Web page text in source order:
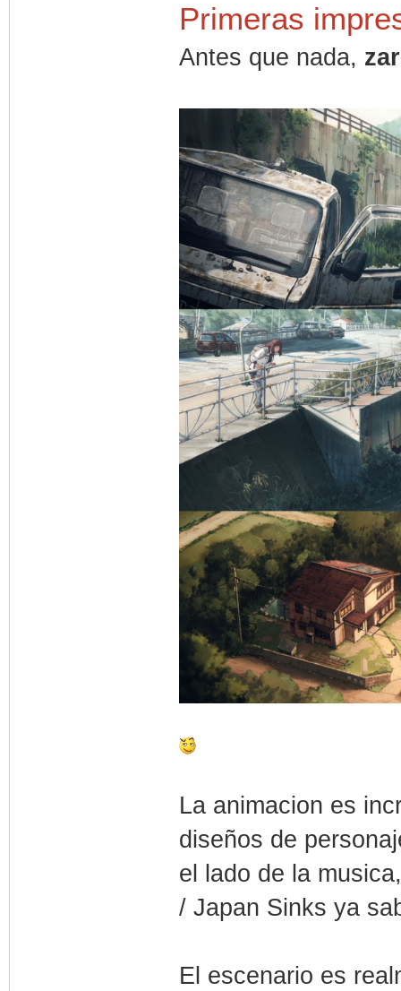
Primeras
Antes que nada,
La animacion es
diseños de
el lado de la
/ Japan Sinks ya
El escenario es